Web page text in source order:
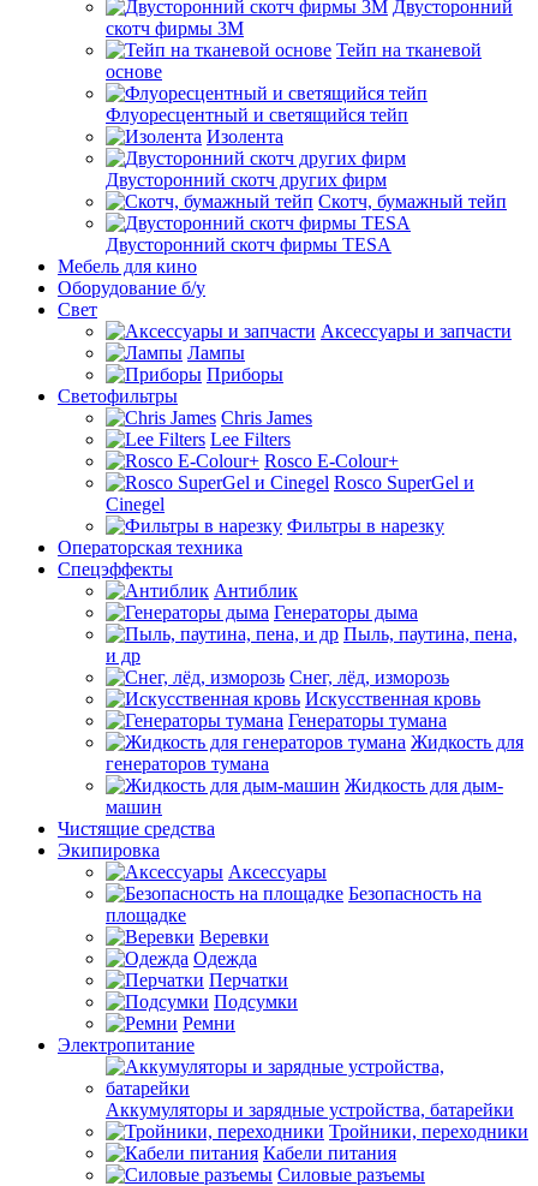
Двусторонний
скотч фирмы 3M
Тейп на тканевой
основе
Флуоресцентный и светящийся тейп
Изолента
Двусторонний скотч других фирм
Скотч, бумажный тейп
Двусторонний скотч фирмы TESA
Мебель для кино
Оборудование б/у
Свет
Аксессуары и запчасти
Лампы
Приборы
Светофильтры
Chris James
Lee Filters
Rosco E-Colour+
Rosco SuperGel и
Cinegel
Фильтры в нарезку
Операторская техника
Спецэффекты
Антиблик
Генераторы дыма
Пыль, паутина, пена,
и др
Снег, лёд, изморозь
Искусственная кровь
Генераторы тумана
Жидкость для
генераторов тумана
Жидкость для дым-
машин
Чистящие средства
Экипировка
Аксессуары
Безопасность на
площадке
Веревки
Одежда
Перчатки
Подсумки
Ремни
Электропитание
Аккумуляторы и зарядные устройства, батарейки
Тройники, переходники
Кабели питания
Силовые разъемы